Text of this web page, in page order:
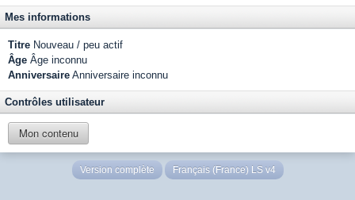
Mes informations
Titre Nouveau / peu actif
Âge Âge inconnu
Anniversaire Anniversaire inconnu
Contrôles utilisateur
Mon contenu
Version complète Français (France) LS v4